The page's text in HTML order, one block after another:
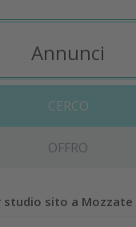
Annunci
CERCO
OFFRO
studio sito a Mozzate